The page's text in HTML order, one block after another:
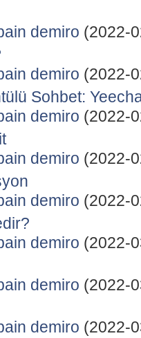
demiro (2022-
demiro (2022-
Sohbet:
demiro (2022-
demiro (2022-
demiro (2022-
demiro (2022-
demiro (2022-
demiro (2022-